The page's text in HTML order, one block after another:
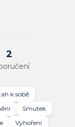
2
k sobě
Smutek
Vyhoření